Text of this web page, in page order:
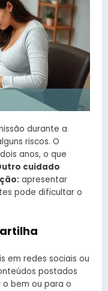
durante a
riscos. O
anos, o que
cuidado
apresentar
pode dificultar o
em redes sociais ou
postados
o bem ou para o